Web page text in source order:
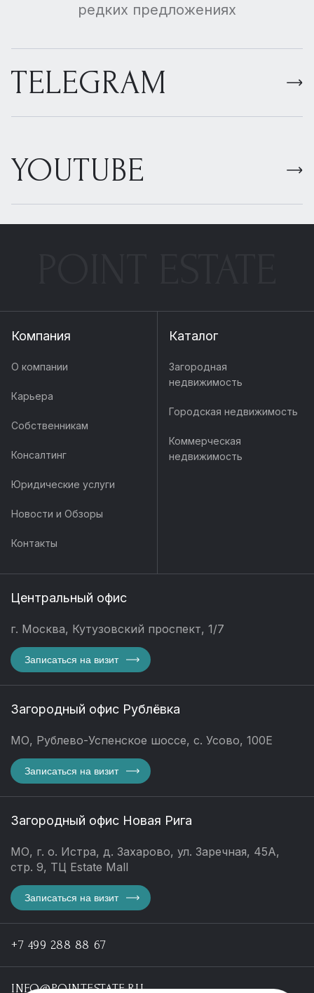
редких предложениях
TELEGRAM
YOUTUBE
Компания
О компании
Карьера
Собственникам
Консалтинг
Юридические услуги
Новости и Обзоры
Контакты
Каталог
Загородная
недвижимость
Городская недвижимость
Коммерческая
недвижимость
Центральный офис
г. Москва, Кутузовский проспект, 1/7
Записаться на визит
Загородный офис Рублёвка
МО, Рублево-Успенское шоссе, с. Усово, 100Е
Записаться на визит
Загородный офис Новая Рига
МО, г. о. Истра, д. Захарово, ул. Заречная, 45А,
стр. 9, ТЦ Estate Mall
Записаться на визит
+7 499 288 88 67
INFO@POINTESTATE.RU